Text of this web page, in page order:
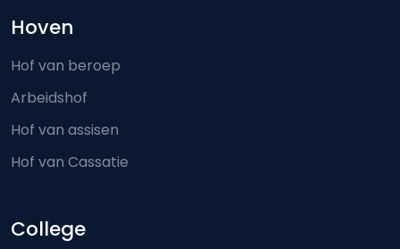
Hoven
Hof van beroep
Arbeidshof
Hof van assisen
Hof van Cassatie
College